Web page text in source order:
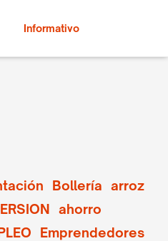
Informativo
Bollería arroz
ahorro
Emprendedores